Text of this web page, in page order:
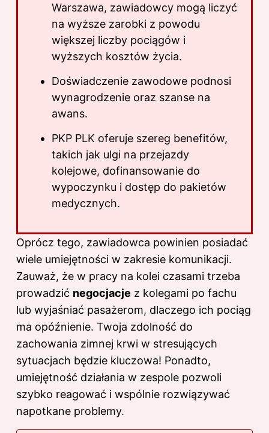
Warszawa, zawiadowcy mogą liczyć
na wyższe zarobki z powodu
większej liczby pociągów i
wyższych kosztów życia.
Doświadczenie zawodowe podnosi
wynagrodzenie oraz szanse na
awans.
PKP PLK oferuje szereg benefitów,
takich jak ulgi na przejazdy
kolejowe, dofinansowanie do
wypoczynku i dostęp do pakietów
medycznych.
Oprócz tego, zawiadowca powinien posiadać
wiele umiejętności w zakresie komunikacji.
Zauważ, że w pracy na kolei czasami trzeba
prowadzić negocjacje z kolegami po fachu
lub wyjaśniać pasażerom, dlaczego ich pociąg
ma opóźnienie. Twoja zdolność do
zachowania zimnej krwi w stresujących
sytuacjach będzie kluczowa! Ponadto,
umiejętność działania w zespole pozwoli
szybko reagować i wspólnie rozwiązywać
napotkane problemy.